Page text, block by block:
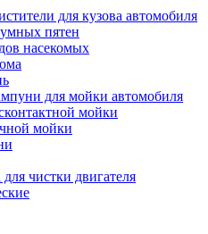
для кузова автомобиля
пятен
насекомых
для мойки автомобиля
мойки
мойки
для чистки двигателя